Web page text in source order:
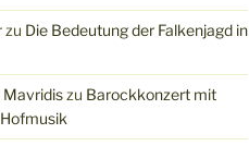
zu Die Bedeutung der Falkenjagd in
Mavridiszu Barockkonzert mit